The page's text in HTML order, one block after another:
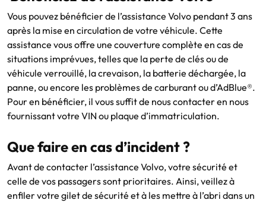
Vous pouvez bénéficier de l’assistance Volvo pendant 3 ans
après la mise en circulation de votre véhicule. Cette
assistance vous offre une couverture complète en cas de
situations imprévues, telles que la perte de clés ou de
véhicule verrouillé, la crevaison, la batterie déchargée, la
panne, ou encore les problèmes de carburant ou d’AdBlue®.
Pour en bénéficier, il vous suffit de nous contacter en nous
fournissant votre VIN ou plaque d’immatriculation.
Que faire en cas d’incident ?
Avant de contacter l’assistance Volvo, votre sécurité et
celle de vos passagers sont prioritaires. Ainsi, veillez à
enfiler votre gilet de sécurité et à les mettre à l’abri dans un